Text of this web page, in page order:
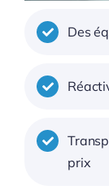
Des
prix